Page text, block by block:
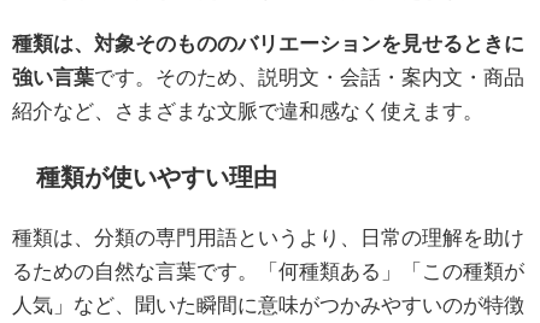
種類は、対象そのもののバリエーションを見せるときに
強い言葉です。そのため、説明文・会話・案内文・商品
紹介など、さまざまな文脈で違和感なく使えます。
種類が使いやすい理由
種類は、分類の専門用語というより、日常の理解を助け
るための自然な言葉です。「何種類ある」「この種類が
人気」など、聞いた瞬間に意味がつかみやすいのが特徴